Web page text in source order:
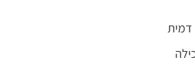
דמית